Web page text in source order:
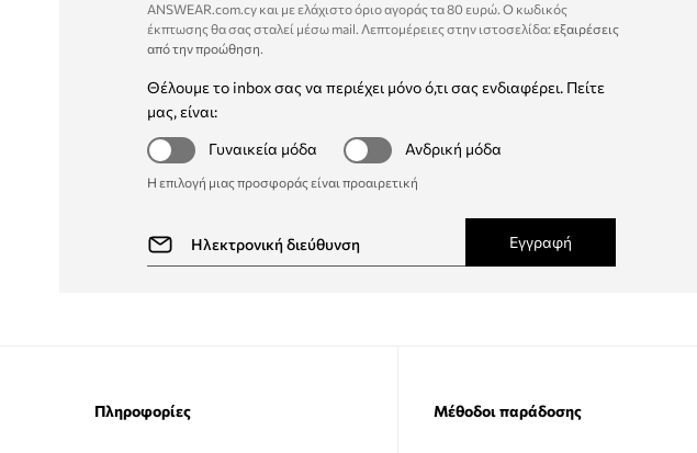
ANSWEAR.com.cy και με ελάχιστο όριο αγοράς τα 80 ευρώ. Ο κωδικός
έκπτωσης θα σας σταλεί μέσω mail. Λεπτομέρειες στην ιστοσελίδα:εξαιρέσεις
από την προώθηση.
Θέλουμε το inbox σας να περιέχει μόνο ό,τι σας ενδιαφέρει. Πείτε
μας, είναι:
Γυναικεία μόδα
Ανδρική μόδα
Η επιλογή μιας προσφοράς είναι προαιρετική
Εγγραφή
Πληροφορίες Μέθοδοι παράδοσης